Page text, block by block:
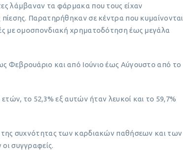
λάμβαναν τα φάρμακα που τους είχαν
Παρατηρήθηκαν σε κέντρα που κυμαίνονται
με ομοσπονδιακή χρηματοδότηση έως μεγάλα
Φεβρουάριο και από Ιούνιο έως Αύγουστο από το
το 52,3% εξ αυτών ήταν λευκοί και το 59,7%
της συχνότητας των καρδιακών παθήσεων και των
συγγραφείς.